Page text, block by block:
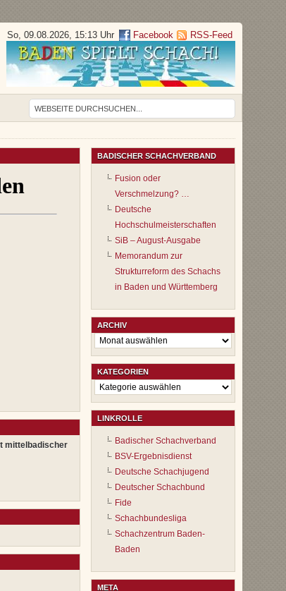
So, 09.08.2026, 15:13 Uhr Facebook RSS-Feed
mittelbadischer
BADISCHER SCHACHVERBAND
Fusion oder
Verschmelzung? …
Deutsche
Hochschulmeisterschaften
SiB – August-Ausgabe
Memorandum zur
Strukturreform des Schachs
in Baden und Württemberg
ARCHIV
Archiv
KATEGORIEN
Kategorien
LINKROLLE
Badischer Schachverband
BSV-Ergebnisdienst
Deutsche Schachjugend
Deutscher Schachbund
Fide
Schachbundesliga
Schachzentrum Baden-
Baden
META